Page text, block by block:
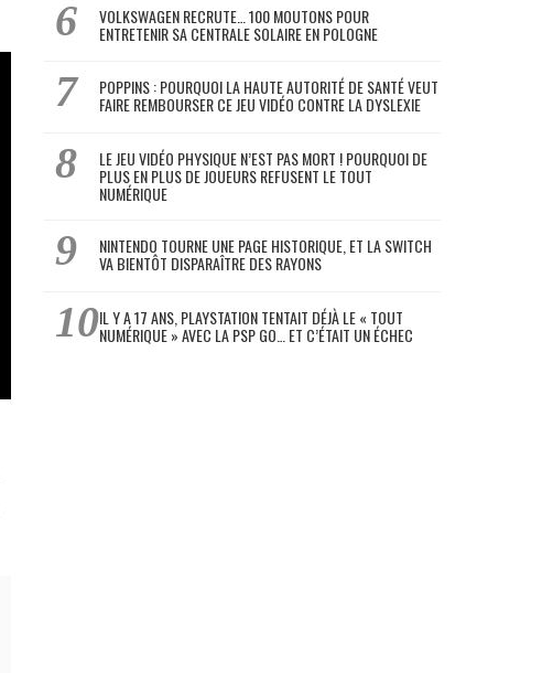
VOLKSWAGEN RECRUTE… 100 MOUTONS POUR
ENTRETENIR SA CENTRALE SOLAIRE EN POLOGNE
POPPINS : POURQUOI LA HAUTE AUTORITÉ DE SANTÉ VEUT
FAIRE REMBOURSER CE JEU VIDÉO CONTRE LA DYSLEXIE
LE JEU VIDÉO PHYSIQUE N’EST PAS MORT ! POURQUOI DE
PLUS EN PLUS DE JOUEURS REFUSENT LE TOUT
NUMÉRIQUE
NINTENDO TOURNE UNE PAGE HISTORIQUE, ET LA SWITCH
VA BIENTÔT DISPARAÎTRE DES RAYONS
IL Y A 17 ANS, PLAYSTATION TENTAIT DÉJÀ LE « TOUT
NUMÉRIQUE » AVEC LA PSP GO… ET C’ÉTAIT UN ÉCHEC